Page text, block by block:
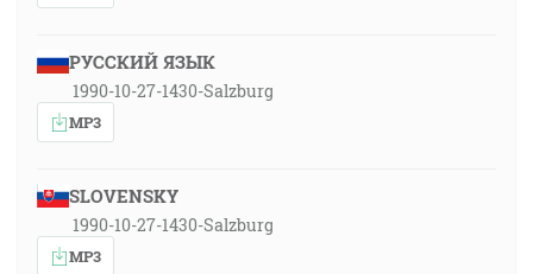
РУССКИЙ ЯЗЫК
1990-10-27-1430-Salzburg
MP3
SLOVENSKY
1990-10-27-1430-Salzburg
MP3